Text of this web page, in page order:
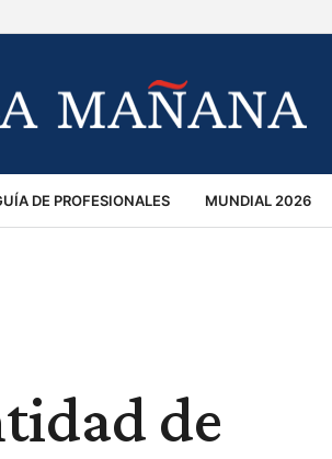
DE PROFESIONALES MUNDIAL 2026
de